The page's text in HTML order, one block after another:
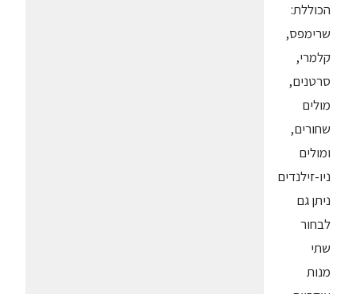
הכוללת:
שרימפס,
קלמרי,
סרטנים,
מולים
שחורים,
ומולים
ניו-זילנדים
ניתן גם
לבחור
שתי
מנות